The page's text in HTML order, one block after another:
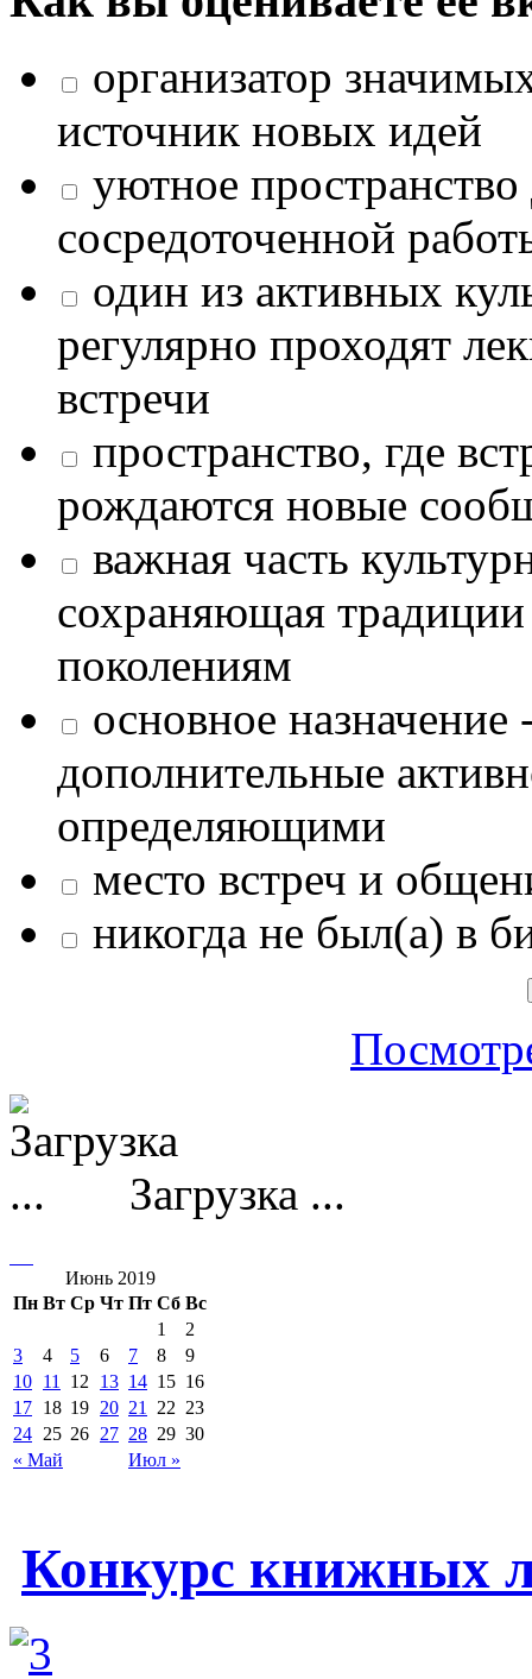
организатор
источник новых идей
уютное
сосредоточенной
один из активных
регулярно проходят
встречи
пространство, где
рождаются новые
важная часть
сохраняющая
поколениям
основное назначение
дополнительные
определяющими
место встреч и
никогда не был(а) в
Загрузка ...
Июнь 2019
Пн Вт Ср Чт Пт Сб Вс
« Май Июл »
1
2
3
4 5 6 7 8
9
10 11 12 13 14 15 16
17 18 19 20 21 22 23
24 25 26 27 28 29 30
Конкурс книжных